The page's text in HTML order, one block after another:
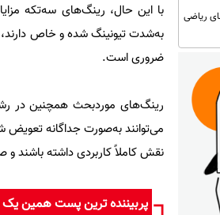
ریاضی
با این حال، رینگ‌های سه‌تکه
به‌شدت تیونینگ شده و خاص
ضروری است.
رینگ‌های موردبحث همچنین در
می‌توانند به‌صورت جداگانه تعویض
نقش کاملاً کاربردی داشته باشند
پربیننده ترین پست همین